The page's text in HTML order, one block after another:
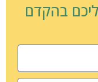
בהקדם